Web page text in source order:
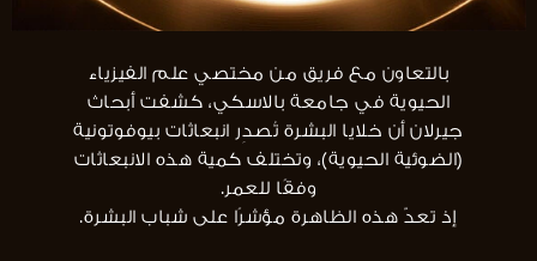
بالتعاون مع فريق من مختصي علم الفيزياء
الحيوية في جامعة بالاسكي، كشفت أبحاث
جيرلان أن خلايا البشرة تُصدِر انبعاثات بيوفوتونية
(الضوئية الحيوية)، وتختلف كمية هذه الانبعاثات
وفقًا للعمر.
إذ تعدّ هذه الظاهرة مؤشرًا على شباب البشرة.